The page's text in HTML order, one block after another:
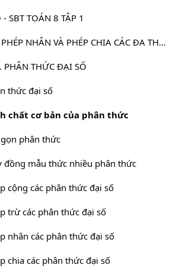
SBT TOÁN 8 TẬP 1
CHƯƠNG I. PHÉP NHÂN VÀ PHÉP CHIA CÁC ĐA THỨC
PHÂN THỨC ĐẠI SỐ
thức đại số
chất cơ bản của phân thức
phân thức
đồng mẫu thức nhiều phân thức
cộng các phân thức đại số
trừ các phân thức đại số
nhân các phân thức đại số
chia các phân thức đại số